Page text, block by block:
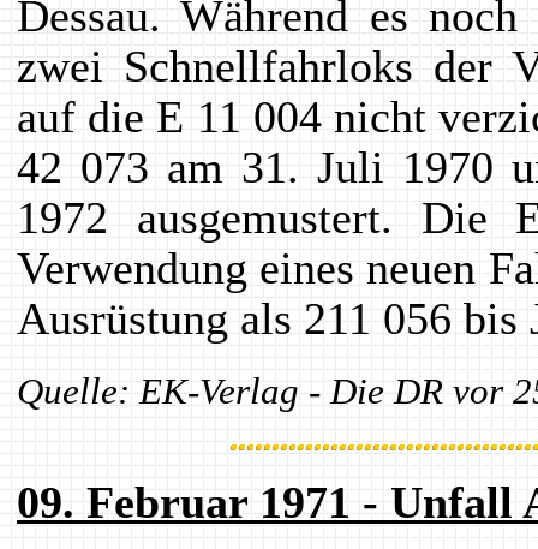
Dessau. Während es
zwei Schnellfahrloks der
auf die E 11 004 nicht
42 073 am 31. Juli 1970
1972 ausgemustert. Die
Verwendung eines neuen
Ausrüstung als 211 056
Quelle: EK-Verlag - Die DR vor
09. Februar 1971 - Unfall